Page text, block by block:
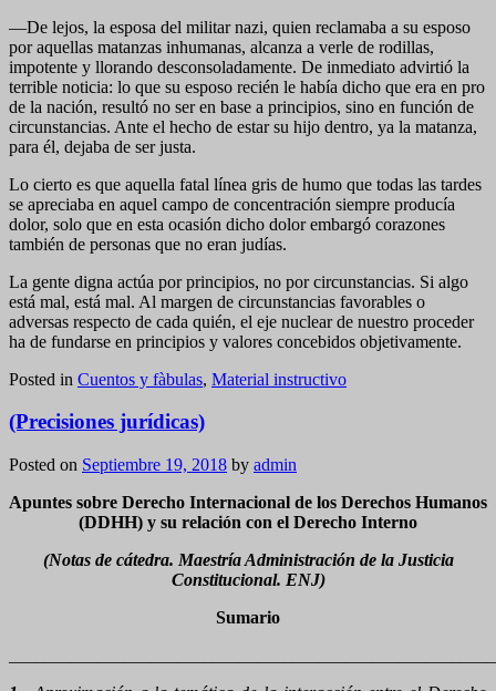
—De lejos, la esposa del militar nazi, quien reclamaba a su esposo
por aquellas matanzas inhumanas, alcanza a verle de rodillas,
impotente y llorando desconsoladamente. De inmediato advirtió la
terrible noticia: lo que su esposo recién le había dicho que era en pro
de la nación, resultó no ser en base a principios, sino en función de
circunstancias. Ante el hecho de estar su hijo dentro, ya la matanza,
para él, dejaba de ser justa.
Lo cierto es que aquella fatal línea gris de humo que todas las tardes
se apreciaba en aquel campo de concentración siempre producía
dolor, solo que en esta ocasión dicho dolor embargó corazones
también de personas que no eran judías.
La gente digna actúa por principios, no por circunstancias. Si algo
está mal, está mal. Al margen de circunstancias favorables o
adversas respecto de cada quién, el eje nuclear de nuestro proceder
ha de fundarse en principios y valores concebidos objetivamente.
Posted in Cuentos y fàbulas, Material instructivo
(Precisiones jurídicas)
Posted on Septiembre 19, 2018 by admin
Apuntes sobre Derecho Internacional de los Derechos Humanos
(DDHH) y su relación con el Derecho Interno
(Notas de cátedra. Maestría Administración de la Justicia
Constitucional. ENJ)
Sumario